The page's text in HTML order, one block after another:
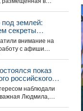
под землей:
секреты
выставки
слава» автор
внимание на
с афиши
показ
российского
фильма
сказка» (2023).
наблюдали
Людмила,